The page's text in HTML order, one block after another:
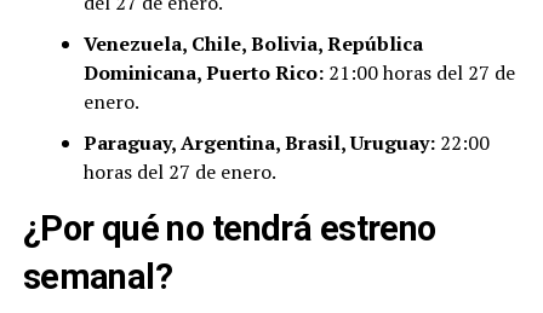
Venezuela, Chile, Bolivia, República
Dominicana, Puerto Rico:21:00 horas del 27 de
enero.
Paraguay, Argentina, Brasil, Uruguay:22:00
horas del 27 de enero.
¿Por qué no tendrá estreno
semanal?